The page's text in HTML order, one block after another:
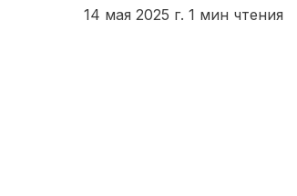
14 мая 2025 г. 1 мин чтения